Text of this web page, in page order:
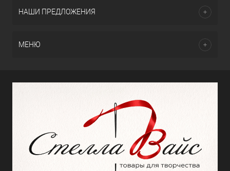
НАШИ ПРЕДЛОЖЕНИЯ
МЕНЮ